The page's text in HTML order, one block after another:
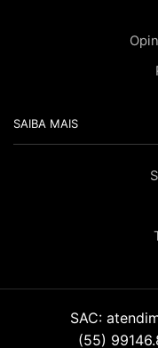
SAIBA MAIS
SAC:
(55)